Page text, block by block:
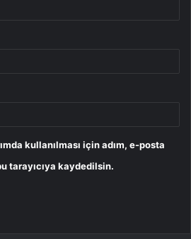
kullanılması için adım, e-posta
tarayıcıya kaydedilsin.